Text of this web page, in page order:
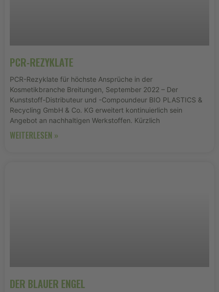
PCR-REZYKLATE
PCR-Rezyklate für höchste Ansprüche in der
Kosmetikbranche Breitungen, September 2022 – Der
Kunststoff-Distributeur und -Compoundeur BIO PLASTICS &
Recycling GmbH & Co. KG erweitert kontinuierlich sein
Angebot an nachhaltigen Werkstoffen. Kürzlich
WEITERLESEN »
DER BLAUER ENGEL